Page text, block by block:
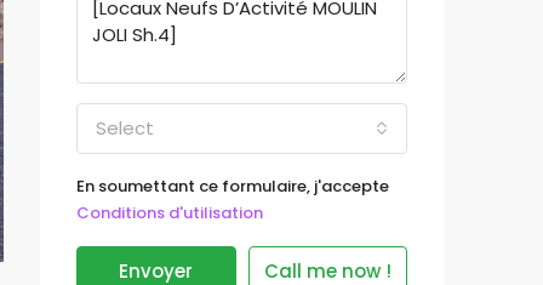
Select
En soumettant ce formulaire, j'accepte
Conditions d'utilisation
Envoyer Call me now !